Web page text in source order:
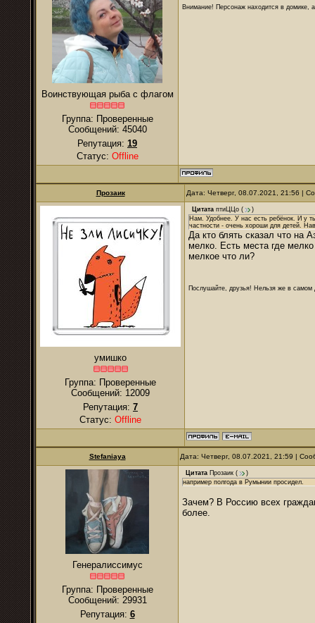
Воинствующая рыба с флагом
Группа: Проверенные
Сообщений: 45040
Репутация: 19
Статус: Offline
Внимание! Персонаж находится в домике,
Прозаик Дата: Четверг, 08.07.2021, 21:56 |
умишко
Группа: Проверенные
Сообщений: 12009
Репутация: 7
Статус: Offline
Цитата птиЦЦо (
)
Нам. Удобнее. У нас есть ребёнок. И у
частности - очень хороши для детей.
Да кто блять сказал что на
мелко. Есть места где
мелкое что ли?
Послушайте, друзья! Нельзя же в самом
Stefaniaya Дата: Четверг, 08.07.2021, 21:59 |
Генералиссимус
Группа: Проверенные
Сообщений: 29931
Репутация: 6
Цитата Прозаик (
)
например полгода в Румынии просидел.
Зачем? В Россию всех
более.